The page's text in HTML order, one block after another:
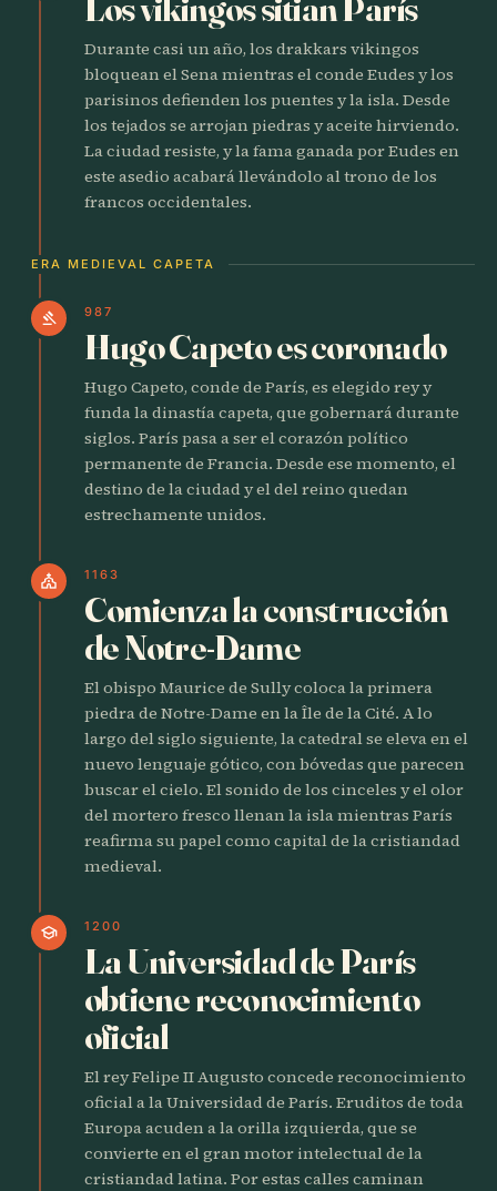
Durante casi un año, los drakkars vikingos
bloquean el Sena mientras el conde Eudes y los
parisinos defienden los puentes y la isla. Desde
los tejados se arrojan piedras y aceite hirviendo.
La ciudad resiste, y la fama ganada por Eudes en
este asedio acabará llevándolo al trono de los
francos occidentales.
ERA MEDIEVAL CAPETA
gavel 987
Hugo Capeto es coronado
Hugo Capeto, conde de París, es elegido rey y
funda la dinastía capeta, que gobernará durante
siglos. París pasa a ser el corazón político
permanente de Francia. Desde ese momento, el
destino de la ciudad y el del reino quedan
estrechamente unidos.
church 1163
Comienza la construcción
de Notre-Dame
El obispo Maurice de Sully coloca la primera
piedra de Notre-Dame en la Île de la Cité. A lo
largo del siglo siguiente, la catedral se eleva en el
nuevo lenguaje gótico, con bóvedas que parecen
buscar el cielo. El sonido de los cinceles y el olor
del mortero fresco llenan la isla mientras París
reafirma su papel como capital de la cristiandad
medieval.
school 1200
La Universidad de París
obtiene reconocimiento
oficial
El rey Felipe II Augusto concede reconocimiento
oficial a la Universidad de París. Eruditos de toda
Europa acuden a la orilla izquierda, que se
convierte en el gran motor intelectual de la
cristiandad latina. Por estas calles caminan